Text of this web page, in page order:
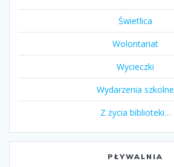
Świetlica
Wolontariat
Wycieczki
Wydarzenia szkolne
Z życia biblioteki…
PŁYWALNIA